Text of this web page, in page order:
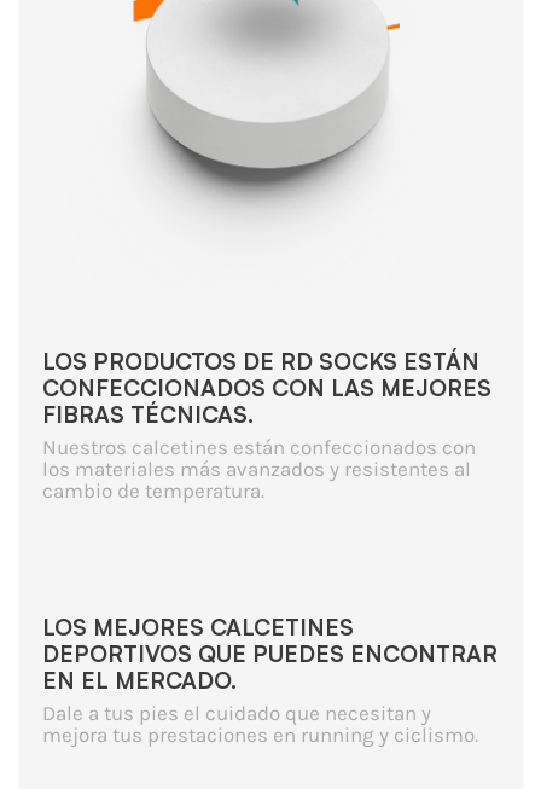
LOS PRODUCTOS DE RD SOCKS ESTÁN
CONFECCIONADOS CON LAS MEJORES
FIBRAS TÉCNICAS.
Nuestros calcetines están confeccionados con
los materiales más avanzados y resistentes al
cambio de temperatura.
LOS MEJORES CALCETINES
DEPORTIVOS QUE PUEDES ENCONTRAR
EN EL MERCADO.
Dale a tus pies el cuidado que necesitan y
mejora tus prestaciones en running y ciclismo.